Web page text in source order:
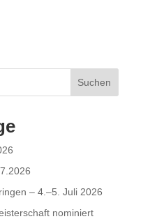
Suchen
– 4.–5. Juli 2026
nominiert